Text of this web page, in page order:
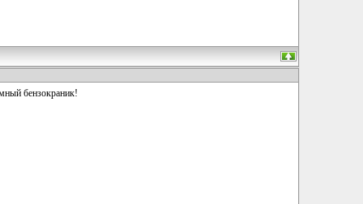
бензокраник!